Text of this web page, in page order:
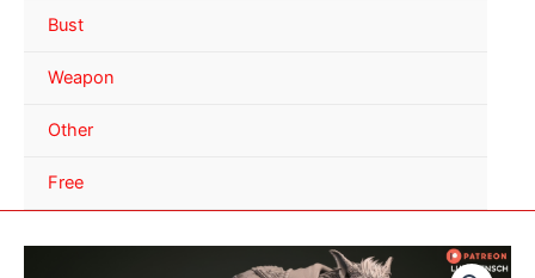
Bust
Weapon
Other
Free